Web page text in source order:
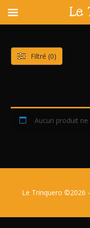
content
Aucun produit
Filtré (0)
Le Trinquero ©2026
Le